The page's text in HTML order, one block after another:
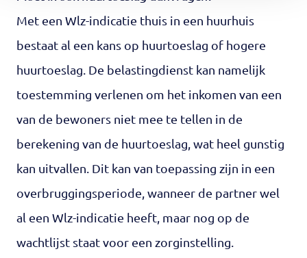
Met een Wlz-indicatie thuis in een huurhuis
bestaat al een kans op huurtoeslag of hogere
huurtoeslag. De belastingdienst kan namelijk
toestemming verlenen om het inkomen van een
van de bewoners niet mee te tellen in de
berekening van de huurtoeslag, wat heel gunstig
kan uitvallen. Dit kan van toepassing zijn in een
overbruggingsperiode, wanneer de partner wel
al een Wlz-indicatie heeft, maar nog op de
wachtlijst staat voor een zorginstelling.